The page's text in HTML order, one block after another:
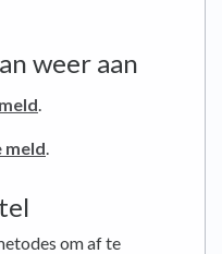
weer aan
.
meld
om af te